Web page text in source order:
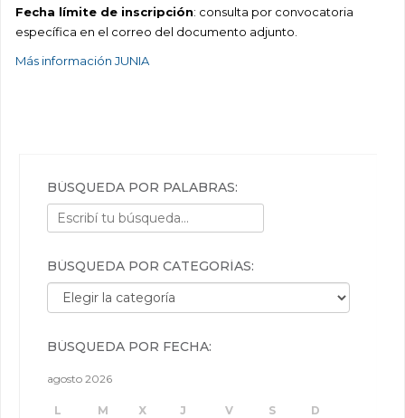
Fecha límite de inscripción: consulta por convocatoria
específica en el correo del documento adjunto.
Más información JUNIA
BÚSQUEDA POR PALABRAS:
BÚSQUEDA POR CATEGORÍAS:
Búsqueda por categorías:
BÚSQUEDA POR FECHA:
agosto 2026
L M X J V S D